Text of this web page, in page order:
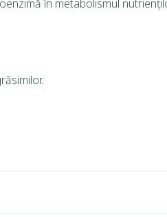
în metabolismul